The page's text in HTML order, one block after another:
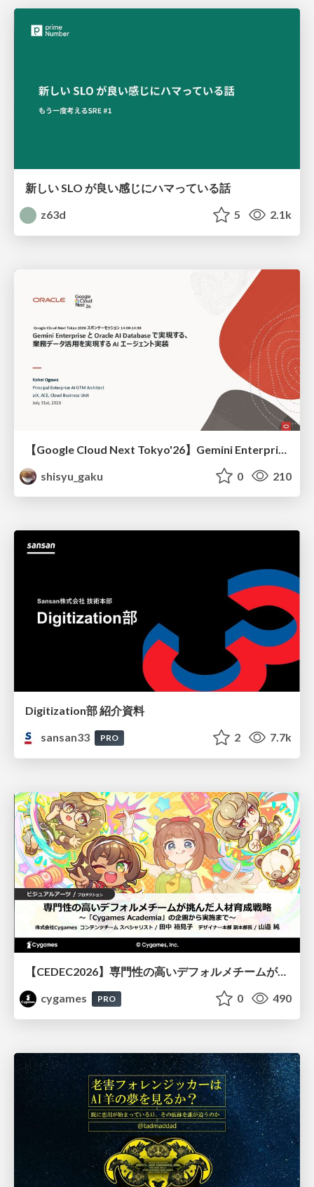
新しい SLO が良い感じにハマっている話
z63d
5 2.1k
shisyu_gaku
0 210
Digitization部 紹介資料
sansan33
PRO 2 7.7k
【CEDEC2026】専門性の高いデフォルメチームが挑んだ人材育成戦略 〜Cygames Academiaの企画から実施まで〜
cygames
PRO 0 490